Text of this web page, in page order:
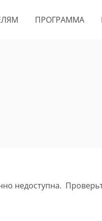
ПРОГРАММА
недоступна.